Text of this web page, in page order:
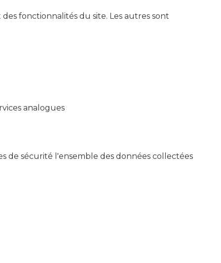
fonctionnalités du site. Les autres sont
analogues
de sécurité l'ensemble des données collectées